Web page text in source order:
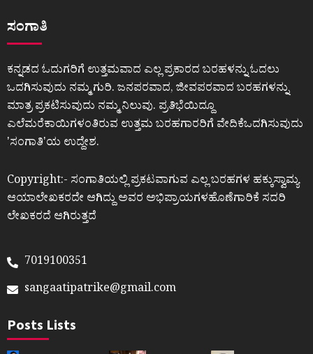
ಸಂಗಾತಿ
ಕನ್ನಡದ ಓದುಗರಿಗೆ ಉತ್ತಮವಾದ ಎಲ್ಲ ಪ್ರಕಾರದ ಬರಹಳನ್ನು ಓದಲು
ಒದಗಿಸುವುದು ನಮ್ಮ ಗುರಿ. ಜನಪರವಾದ, ಜೀವಪರವಾದ ಬರಹಗಳನ್ನು
ಮಾತ್ರ ಪ್ರಕಟಿಸುವುದು ನಮ್ಮ ನಿಲುವು. ಪ್ರತಿಭೆಯಿದ್ದೂ
ಎಲೆಮರೆಕಾಯಿಗಳಂತಿರುವ ಉತ್ತಮ ಬರಹಗಾರರಿಗೆ ವೇದಿಕೆಒದಗಿಸುವುದು
ʼಸಂಗಾತಿʼಯ ಉದ್ದೇಶ.
Copyright:- ಸಂಗಾತಿಯಲ್ಲಿ ಪ್ರಕಟವಾಗುವ ಎಲ್ಲ ಬರಹಗಳ ಹಕ್ಕುಸ್ವಾಮ್ಯ
ಆಯಾಲೇಖಕರದೇ ಆಗಿದ್ದು ಅವರ ಅಭಿಪ್ರಾಯಗಳಹೊಣೆಗಾರಿಕೆ ಸದರಿ
ಲೇಖಕರದೆ ಆಗಿರುತ್ತದೆ
7019100351
sangaatipatrike@gmail.com
Posts Lists